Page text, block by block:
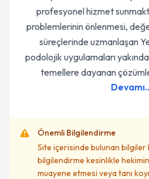
profesyonel hizmet
problemlerinin önlenmesi,
süreçlerinde uzmanlaşan
podolojik uygulamaları
temellere dayanan
Önemli Bilgilendirme
Site içerisinde bulunan bilgiler
bilgilendirme kesinlikle hekimin
muayene etmesi veya tanı